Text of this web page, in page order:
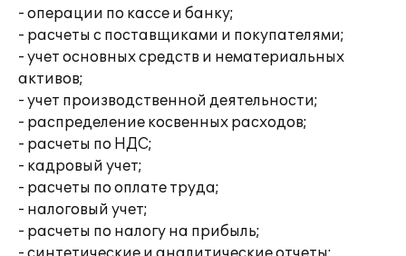
- операции по кассе и банку;
- расчеты с поставщиками и покупателями;
- учет основных средств и нематериальных
активов;
- учет производственной деятельности;
- распределение косвенных расходов;
- расчеты по НДС;
- кадровый учет;
- расчеты по оплате труда;
- налоговый учет;
- расчеты по налогу на прибыль;